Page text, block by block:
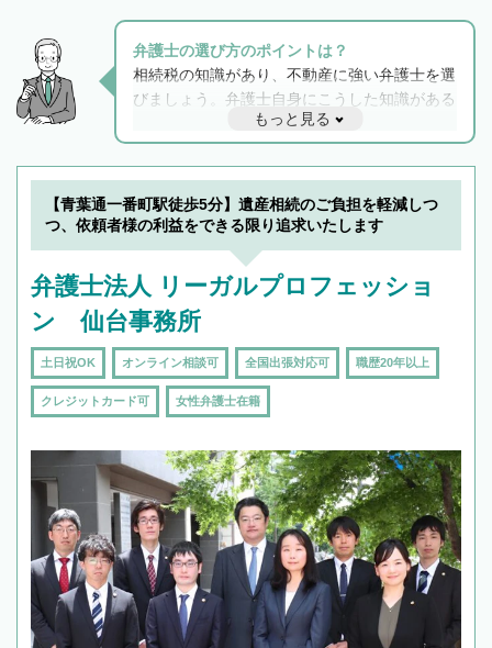
弁護士の選び方のポイントは？
相続税の知識があり、不動産に強い弁護士を選
びましょう。弁護士自身にこうした知識がある
と他士業との連携もスムーズに進み、トラブル
解決のみならず相続をトータルで任せることが
できます。また、相続は感情がからむ分野なの
でフィーリングも重要です。実際に電話や面談
で複数の弁護士と会話をしてウマが合う方に依
もっと見る
【青葉通一番町駅徒歩5分】遺産相続のご負担を軽減しつ
つ、依頼者様の利益をできる限り追求いたします
弁護士法人 リーガルプロフェッショ
ン 仙台事務所
土日祝OK オンライン相談可 全国出張対応可 職歴20年以上
クレジットカード可 女性弁護士在籍